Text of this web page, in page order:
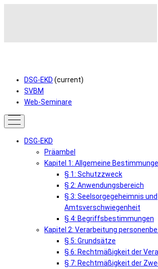
DSG-EKD (current)
SVBM
Web-Seminare
DSG-EKD
Präambel
Kapitel 1: Allgemeine
§ 1: Schutzzweck
§ 2: Anwendungsbereich
§ 3: Seelsorgegeheimnis und
Amtsverschwiegenheit
§ 4: Begriffsbestimmungen
Kapitel 2: Verarbeitung
§ 5: Grundsätze
§ 6: Rechtmäßigkeit der
§ 7: Rechtmäßigkeit der